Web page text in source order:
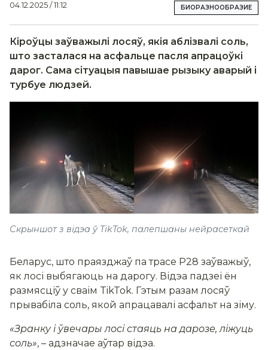
04.12.2025 / 11:12 БИОРАЗНООБРАЗИЕ
Кіроўцы заўважылі лосяў, якія аблізвалі соль,
што засталася на асфальце пасля апрацоўкі
дарог. Сама сітуацыя павышае рызыку аварый і
турбуе людзей.
Скрыншот з відэа ў TikTok, палепшаны нейрасеткай
Беларус, што праязджаў па трасе Р28 заўважыў,
як лосі выбягаюць на дарогу. Відэа падзеі ён
размясціў у сваім TikTok. Гэтым разам лосяў
прывабіла соль, якой апрацавалі асфальт на зіму.
«Зранкуі ўвечары лосі стаяць на дарозе, ліжуць
соль», – адзначае аўтар відэа.